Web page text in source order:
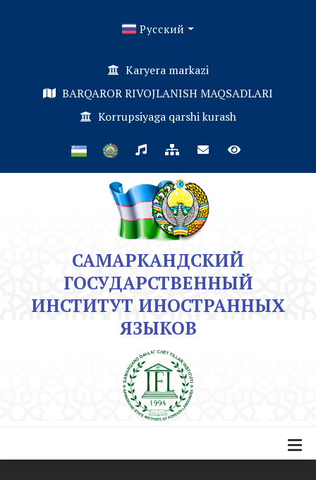
Русский
Karyera markazi
BARQAROR RIVOJLANISH MAQSADLARI
Korrupsiyaga qarshi kurash
САМАРКАНДСКИЙ
ГОСУДАРСТВЕННЫЙ
ИНСТИТУТ ИНОСТРАННЫХ
ЯЗЫКОВ